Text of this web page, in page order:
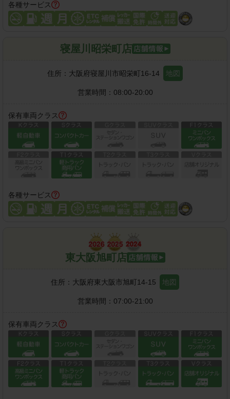
各種サービス
寝屋川昭栄町店
住所： 大阪府寝屋川市昭栄町16-14 地図
営業時間： 08:00-20:00
保有車両クラス
各種サービス
東大阪旭町店
住所： 大阪府東大阪市旭町14-15 地図
営業時間： 07:00-21:00
保有車両クラス